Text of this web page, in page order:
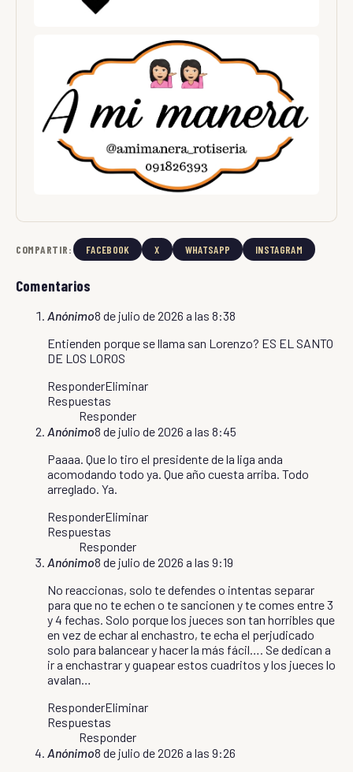
COMPARTIR: FACEBOOK X WHATSAPP INSTAGRAM
Comentarios
Anónimo8 de julio de 2026 a las 8:38
Entienden porque se llama san Lorenzo? ES EL SANTO
DE LOS LOROS
ResponderEliminar
Respuestas
Responder
Anónimo8 de julio de 2026 a las 8:45
Paaaa. Que lo tiro el presidente de la liga anda
acomodando todo ya. Que año cuesta arriba. Todo
arreglado. Ya.
ResponderEliminar
Respuestas
Responder
Anónimo8 de julio de 2026 a las 9:19
No reaccionas, solo te defendes o intentas separar
para que no te echen o te sancionen y te comes entre 3
y 4 fechas. Solo porque los jueces son tan horribles que
en vez de echar al enchastro, te echa el perjudicado
solo para balancear y hacer la más fácil…. Se dedican a
ir a enchastrar y guapear estos cuadritos y los jueces lo
avalan…
ResponderEliminar
Respuestas
Responder
Anónimo8 de julio de 2026 a las 9:26